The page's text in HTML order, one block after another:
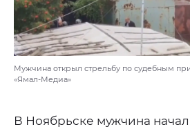
Мужчина открыл стрельбу по судебным
«Ямал-Медиа»
В Ноябрьске мужчина